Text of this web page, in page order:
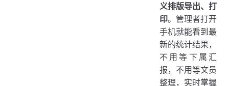
义排版导出、打
印。管理者打开
手机就能看到最
新的统计结果，
不用等下属汇
报，不用等文员
整理，实时掌握